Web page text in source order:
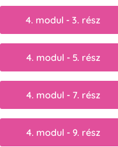
4. modul - 3. rész
4. modul - 5. rész
4. modul - 7. rész
4. modul - 9. rész